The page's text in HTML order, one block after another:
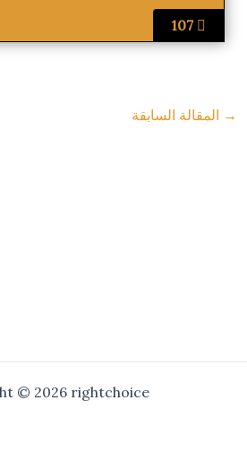
107
→ المقالة السابقة
© 2026 rightchoice